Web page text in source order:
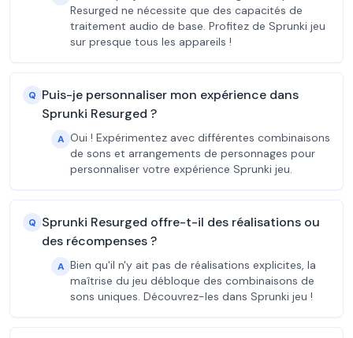
Resurged ne nécessite que des capacités de
traitement audio de base. Profitez de Sprunki jeu
sur presque tous les appareils !
Q Puis-je personnaliser mon expérience dans
Sprunki Resurged ?
A Oui ! Expérimentez avec différentes combinaisons
de sons et arrangements de personnages pour
personnaliser votre expérience Sprunki jeu.
Q Sprunki Resurged offre-t-il des réalisations ou
des récompenses ?
A Bien qu'il n'y ait pas de réalisations explicites, la
maîtrise du jeu débloque des combinaisons de
sons uniques. Découvrez-les dans Sprunki jeu !